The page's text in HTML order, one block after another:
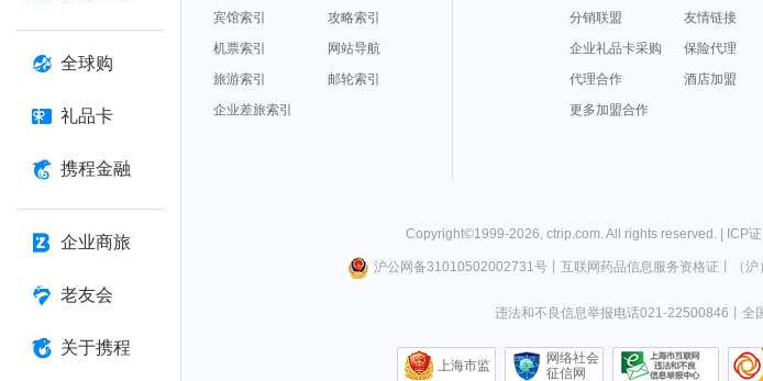
全球购
礼品卡
携程金融
企业商旅
老友会
关于携程
宾馆索引
攻略索引
机票索引
网站导航
旅游索引
邮轮索引
企业差旅索引
分销联盟
友情链接
企业礼品卡采购
保险代理
代理合作
酒店加盟
更多加盟合作
Copyright©1999-2026, ctrip.com. All rights reserved. | ICP
沪公网备31010502002731号丨 互联网药品信息服务资格证 （
违法和不良信息举报电话021-22500846 全
上海市监
网络社会
征信网